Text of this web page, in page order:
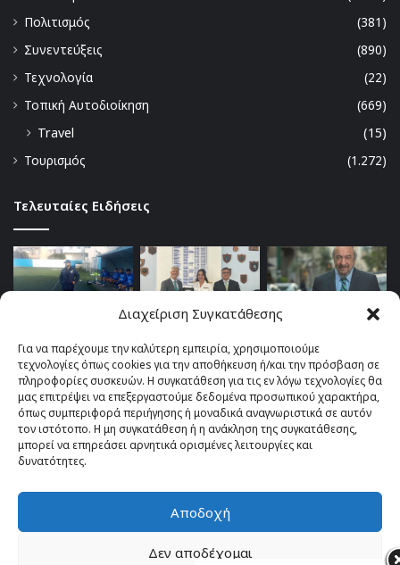
Διαχείριση Συγκατάθεσης
Για να παρέχουμε την καλύτερη εμπειρία, χρησιμοποιούμε
τεχνολογίες όπως cookies για την αποθήκευση ή/και την πρόσβαση σε
πληροφορίες συσκευών. Η συγκατάθεση για τις εν λόγω τεχνολογίες θα
μας επιτρέψει να επεξεργαστούμε δεδομένα προσωπικού χαρακτήρα,
όπως συμπεριφορά περιήγησης ή μοναδικά αναγνωριστικά σε αυτόν
τον ιστότοπο. Η μη συγκατάθεση ή η ανάκληση της συγκατάθεσης,
μπορεί να επηρεάσει αρνητικά ορισμένες λειτουργίες και
δυνατότητες.
Αποδοχή
Δεν αποδέχομαι
Πολιτισμός
(381)
Συνεντεύξεις
(890)
Τεχνολογία
(22)
Τοπική Αυτοδιοίκηση
(669)
Travel
(15)
Τουρισμός
(1.272)
Τελευταίες Ειδήσεις
© Copyright 2026, All Rights Reserved |TOP fm 102.4